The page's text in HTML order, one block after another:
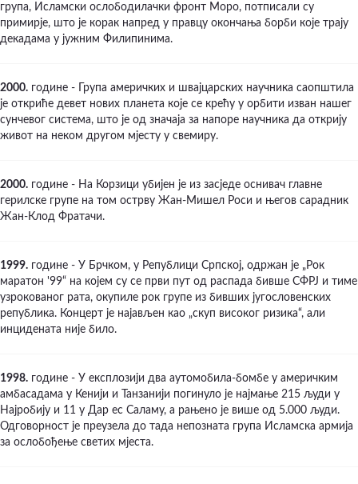
група, Исламски ослободилачки фронт Моро, потписали су
примирје, што је корак напред у правцу окончања борби које трају
декадама у јужним Филипинима.
2000. године - Група америчких и швајцарских научника саопштила
је откриће девет нових планета које се крећу у орбити изван нашег
сунчевог система, што је од значаја за напоре научника да открију
живот на неком другом мјесту у свемиру.
2000. године - На Корзици убијен је из засједе оснивач главне
герилске групе на том острву Жан-Мишел Роси и његов сарадник
Жан-Клод Фратачи.
1999. године - У Брчком, у Републици Српској, одржан је „Рок
маратон '99“ на којем су се први пут од распада бивше СФРЈ и тиме
узрокованог рата, окупиле рок групе из бивших југословенских
република. Концерт је најављен као „скуп високог ризика“, али
инцидената није било.
1998. године - У експлозији два аутомобила-бомбе у америчким
амбасадама у Кенији и Танзанији погинуло је најмање 215 људи у
Најробију и 11 у Дар ес Саламу, а рањено је више од 5.000 људи.
Одговорност је преузела до тада непозната група Исламска армија
за ослобођење светих мјеста.